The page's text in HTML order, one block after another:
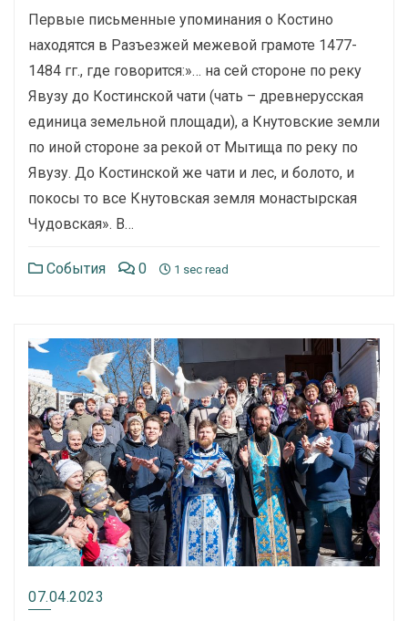
Первые письменные упоминания о Костино
находятся в Разъезжей межевой грамоте 1477-
1484 гг., где говорится:»… на сей стороне по реку
Явузу до Костинской чати (чать – древнерусская
единица земельной площади), а Кнутовские земли
по иной стороне за рекой от Мытища по реку по
Явузу. До Костинской же чати и лес, и болото, и
покосы то все Кнутовская земля монастырская
Чудовская». В…
События 0 1 sec read
07.04.2023